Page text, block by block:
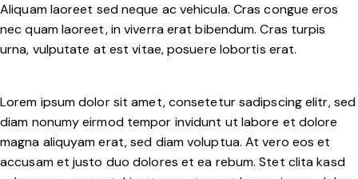
Aliquam laoreet sed neque ac vehicula. Cras congue eros
nec quam laoreet, in viverra erat bibendum. Cras turpis
urna, vulputate at est vitae, posuere lobortis erat.
Lorem ipsum dolor sit amet, consetetur sadipscing elitr, sed
diam nonumy eirmod tempor invidunt ut labore et dolore
magna aliquyam erat, sed diam voluptua. At vero eos et
accusam et justo duo dolores et ea rebum. Stet clita kasd